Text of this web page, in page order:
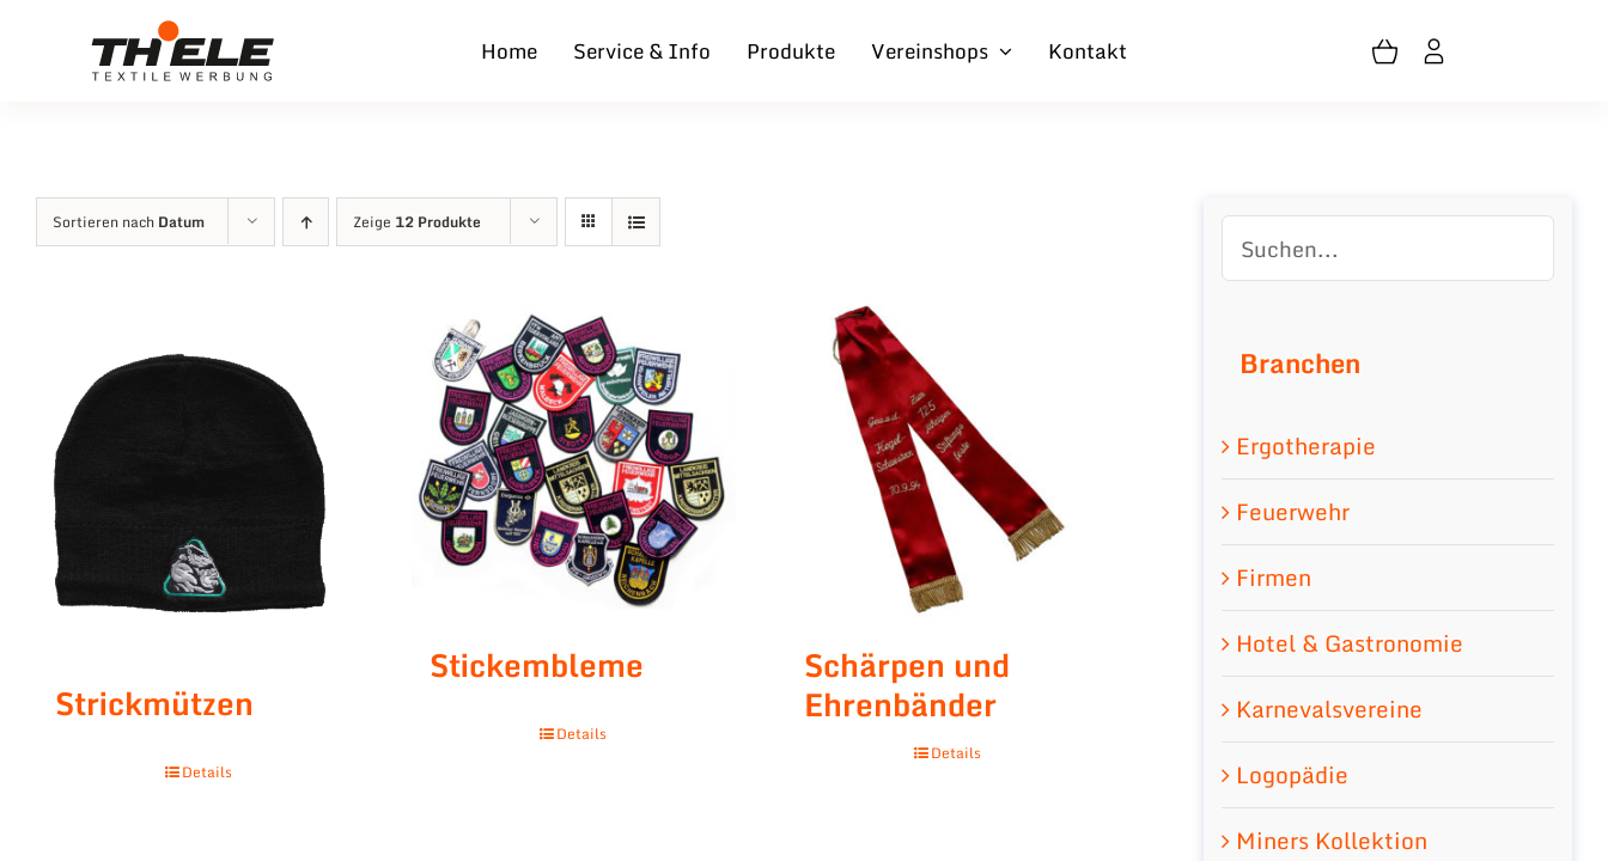
Home Service & Info Produkte Vereinshops Kontakt
Sortieren nach Datum Zeige 12 Produkte
Strickmützen
Details
Stickembleme
Details
Schärpen und
Ehrenbänder
Details
Branchen
Ergotherapie
Feuerwehr
Firmen
Hotel & Gastronomie
Karnevalsvereine
Logopädie
Miners Kollektion